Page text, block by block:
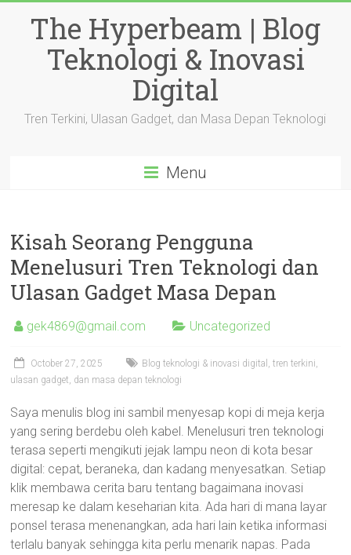
contentThe Hyperbeam | Blog
Teknologi & Inovasi
Digital
Tren Terkini, Ulasan Gadget, dan Masa Depan Teknologi
Menu
Kisah Seorang Pengguna
Menelusuri Tren Teknologi dan
Ulasan Gadget Masa Depan
gek4869@gmail.com Uncategorized
October 27, 2025
Blog teknologi & inovasi digital, tren terkini,
ulasan gadget, dan masa depan teknologi
Saya menulis blog ini sambil menyesap kopi di meja kerja
yang sering berdebu oleh kabel. Menelusuri tren teknologi
terasa seperti mengikuti jejak lampu neon di kota besar
digital: cepat, beraneka, dan kadang menyesatkan. Setiap
klik membawa cerita baru tentang bagaimana inovasi
meresap ke dalam keseharian kita. Ada hari di mana layar
ponsel terasa menenangkan, ada hari lain ketika informasi
terlalu banyak sehingga kita perlu menarik napas. Pada